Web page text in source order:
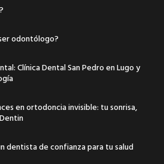
odontólogo?
Clínica Dental San Pedro en Lugo y
en ortodoncia invisible: tu sonrisa,
dentista de confianza para tu salud